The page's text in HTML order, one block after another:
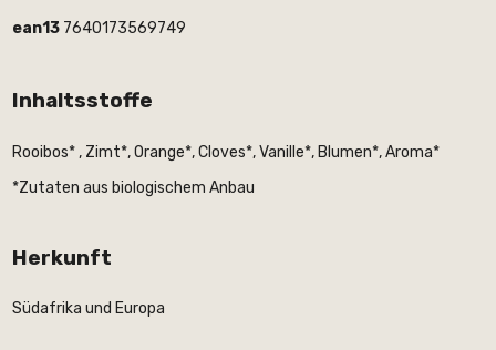
ean13 7640173569749
Inhaltsstoffe
Rooibos* , Zimt*, Orange*, Cloves*, Vanille*, Blumen*, Aroma*
*Zutaten aus biologischem Anbau
Herkunft
Südafrika und Europa